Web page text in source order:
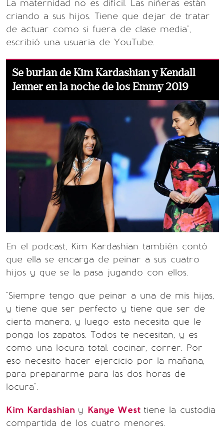
La maternidad no es difícil. Las niñeras están
criando a sus hijos. Tiene que dejar de tratar
de actuar como si fuera de clase media",
escribió una usuaria de YouTube.
Se burlan de Kim Kardashian y Kendall
Jenner en la noche de los Emmy 2019
En el podcast, Kim Kardashian también contó
que ella se encarga de peinar a sus cuatro
hijos y que se la pasa jugando con ellos.
"Siempre tengo que peinar a una de mis hijas,
y tiene que ser perfecto y tiene que ser de
cierta manera, y luego esta necesita que le
ponga los zapatos. Todos te necesitan, y es
como una locura total: cocinar, correr. Por
eso necesito hacer ejercicio por la mañana,
para prepararme para las dos horas de
locura".
Kim Kardashian y Kanye West tiene la custodia
compartida de los cuatro menores.